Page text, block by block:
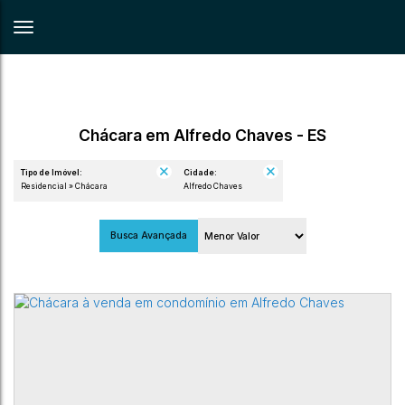
Chácara em Alfredo Chaves - ES
Tipo de Imóvel:
Residencial » Chácara
Cidade:
Alfredo Chaves
Busca Avançada